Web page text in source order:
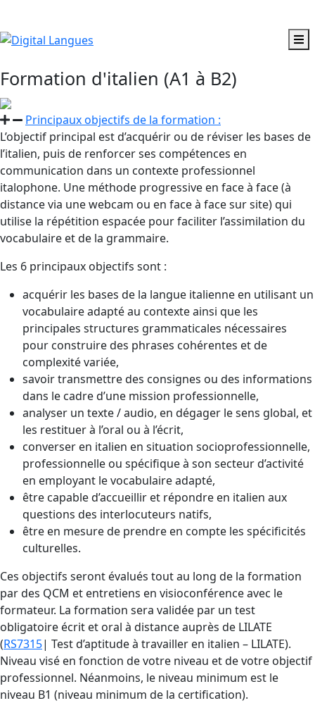
Formation d'italien (A1 à B2)
Principaux objectifs de la formation :​
L’objectif principal est d’acquérir ou de réviser les bases de
l’italien, puis de renforcer ses compétences en
communication dans un contexte professionnel
italophone. Une méthode progressive en face à face (à
distance via une webcam ou en face à face sur site) qui
utilise la répétition espacée pour faciliter l’assimilation du
vocabulaire et de la grammaire.
Les 6 principaux objectifs sont :
acquérir les bases de la langue italienne en utilisant un
vocabulaire adapté au contexte ainsi que les
principales structures grammaticales nécessaires
pour construire des phrases cohérentes et de
complexité variée,
savoir transmettre des consignes ou des informations
dans le cadre d’une mission professionnelle,
analyser un texte / audio, en dégager le sens global, et
les restituer à l’oral ou à l’écrit,
converser en italien en situation socioprofessionnelle,
professionnelle ou spécifique à son secteur d’activité
en employant le vocabulaire adapté,
être capable d’accueillir et répondre en italien aux
questions des interlocuteurs natifs,
être en mesure de prendre en compte les spécificités
culturelles.
Ces objectifs seront évalués tout au long de la formation
par des QCM et entretiens en visioconférence avec le
formateur. La formation sera validée par un test
obligatoire écrit et oral à distance auprès de LILATE
(RS7315| Test d’aptitude à travailler en italien – LILATE).
Niveau visé en fonction de votre niveau et de votre objectif
professionnel. Néanmoins, le niveau minimum est le
niveau B1 (niveau minimum de la certification).